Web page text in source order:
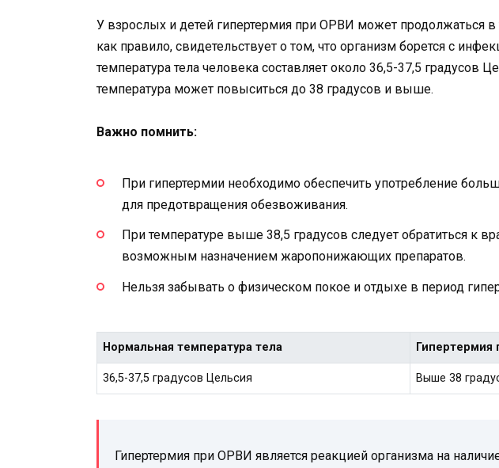
У взрослых и детей гипертермия при ОРВИ может продолжаться в
как правило, свидетельствует о том, что организм борется с
температура тела человека составляет около 36,5-37,5 градусов
температура может повыситься до 38 градусов и выше.
Важно помнить:
При гипертермии необходимо обеспечить употребление
для предотвращения обезвоживания.
При температуре выше 38,5 градусов следует обратиться к
возможным назначением жаропонижающих препаратов.
Нельзя забывать о физическом покое и отдыхе в период
Нормальная температура тела Гипертермия
36,5-37,5 градусов Цельсия Выше 38
Гипертермия при ОРВИ является реакцией организма на